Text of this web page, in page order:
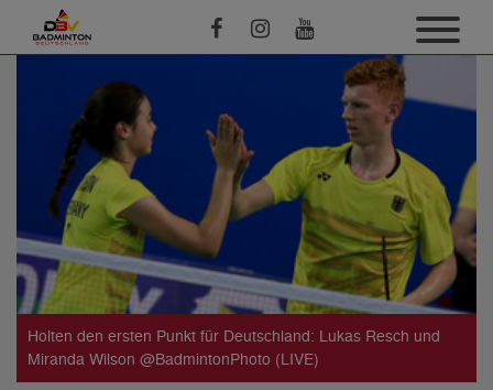
Holten den ersten Punkt für Deutschland: Lukas Resch und
Miranda Wilson @BadmintonPhoto (LIVE)